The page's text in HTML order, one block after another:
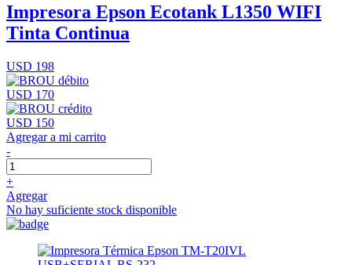
Impresora Epson Ecotank L1350 WIFI
Tinta Continua
USD 198
USD 170
USD 150
Agregar a mi carrito
-
+
Agregar
No hay suficiente stock disponible